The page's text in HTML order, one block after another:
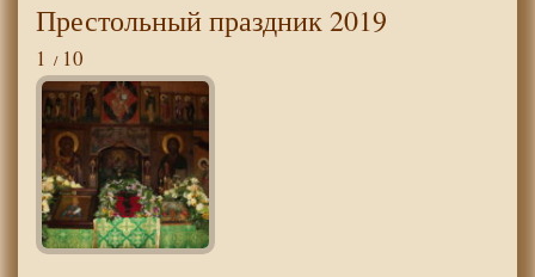
Престольный праздник 2019
1 10